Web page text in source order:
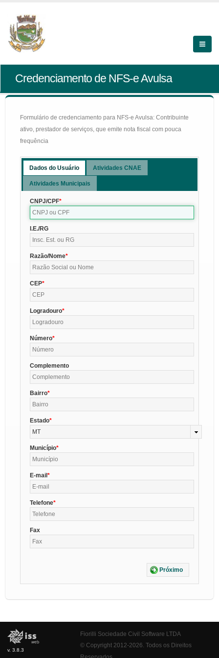
Credenciamento de NFS-e Avulsa
Formulário de credenciamento para NFS-e Avulsa: Contribuinte
ativo, prestador de serviços, que emite nota fiscal com pouca
frequência
Dados do Usuário Atividades CNAE
Atividades Municipais
CNPJ/CPF
I.E./RG
Razão/Nome
CEP
Logradouro
Número
Complemento
Bairro
Estado
MT
Município
E-mail
Telefone
Fax
Próximo
v. 3.8.3
Fiorilli Sociedade Civil Software LTDA
© Copyright 2012-2026. Todos os Direitos